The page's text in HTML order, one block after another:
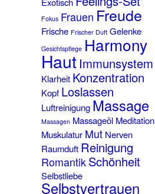
Fokus Frauen Freude
Frische Frischer Duft Gelenke
Gesichtspflege Harmony
Haut Immunsystem
Klarheit Konzentration
Kopf Loslassen
Luftreinigung Massage
Massagen Massageöl Meditation
Muskulatur Mut Nerven
Raumduft Reinigung
Romantik Schönheit
Selbstliebe
Selbstvertrauen